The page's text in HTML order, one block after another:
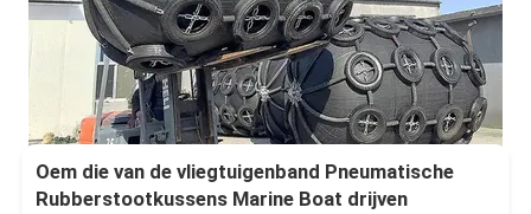
Oem die van de vliegtuigenband Pneumatische
Rubberstootkussens Marine Boat drijven